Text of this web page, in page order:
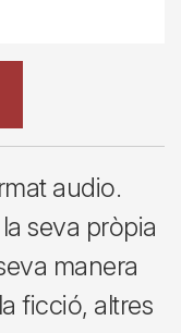
audio.
seva pròpia
manera
ficció, altres